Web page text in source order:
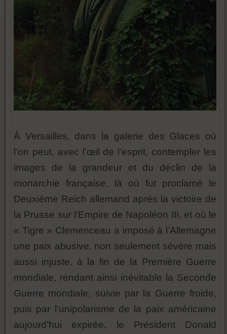
À Versailles, dans la galerie des Glaces où
l’on peut, avec l’œil de l’esprit, contempler les
images de la grandeur et du déclin de la
monarchie française, là où fut proclamé le
Deuxième Reich allemand après la victoire de
la Prusse sur l’Empire de Napoléon III, et où le
« Tigre » Clemenceau a imposé à l’Allemagne
une paix abusive, non seulement sévère mais
aussi injuste, à la fin de la Première Guerre
mondiale, rendant ainsi inévitable la Seconde
Guerre mondiale, suivie par la Guerre froide,
puis par l’unipolarisme de la paix américaine
aujourd’hui expirée, le Président Donald